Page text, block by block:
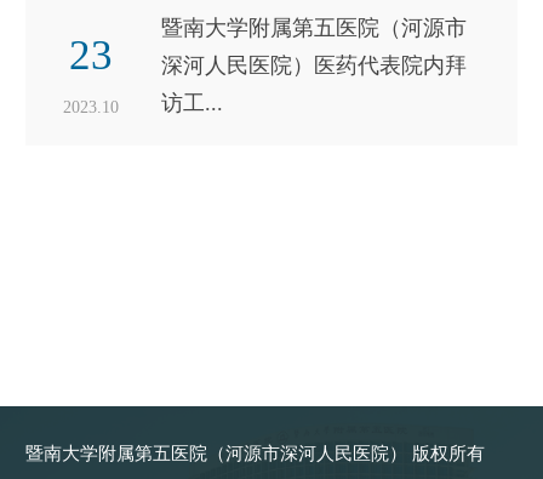
23
2023.10
暨南大学附属第五医院（河源市
深河人民医院）医药代表院内拜
访工...
暨南大学附属第五医院（河源市深河人民医院） 版权所有